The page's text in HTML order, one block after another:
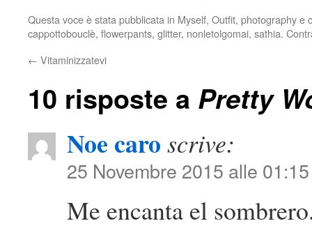
Questa voce è stata pubblicata in Myself, Outfit, photographye
cappottobouclè, flowerpants, glitter, nonletolgomai, sathia.
← Vitaminizzatevi
10 risposte a Pretty
Noe caro scrive:
25 Novembre 2015 alle 01:15
Me encanta el